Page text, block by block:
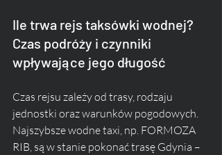
Ile trwa rejs taksówki wodnej?
Czas podróży i czynniki
wpływające jego długość
Czas rejsu zależy od trasy, rodzaju
jednostki oraz warunków pogodowych.
Najszybsze wodne taxi, np. FORMOZA
RIB, są w stanie pokonać trasę Gdynia –